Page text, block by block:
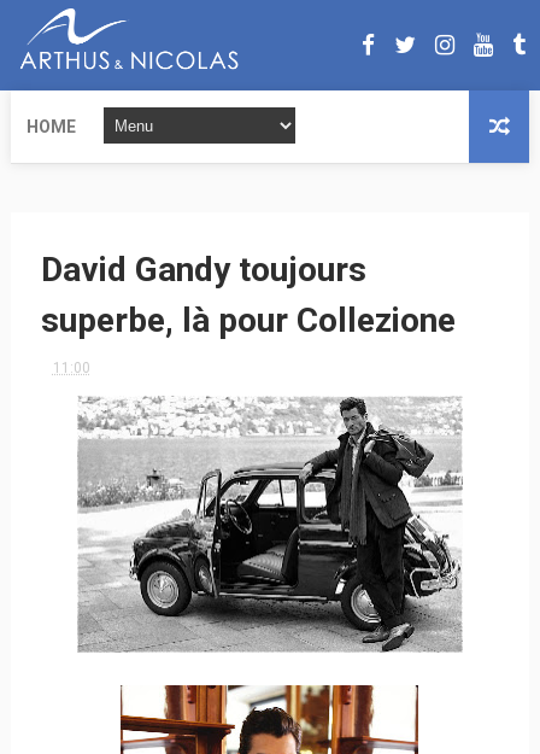
HOME
David Gandy toujours
superbe, là pour Collezione
11:00